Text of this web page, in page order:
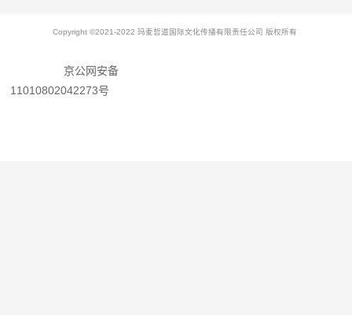
Copyright ©2021-2022 玛麦哲道国际文化传播有限责任公司 版权所有
京公网安备
11010802042273号